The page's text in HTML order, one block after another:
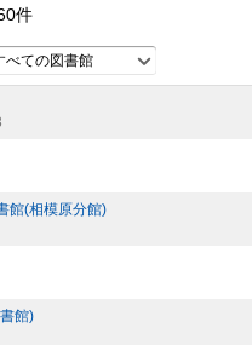
件
べての図書館
館(相模原分館)
館)